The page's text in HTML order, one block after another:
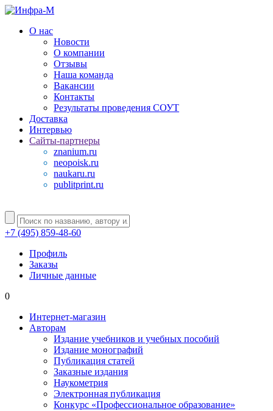
О нас
Новости
О компании
Отзывы
Наша команда
Вакансии
Контакты
Результаты проведения СОУТ
Доставка
Интервью
Сайты-партнеры
znanium.ru
neopoisk.ru
naukaru.ru
publitprint.ru
+7 (495) 859-48-60
Профиль
Заказы
Личные данные
0
Интернет-магазин
Авторам
Издание учебников и учебных пособий
Издание монографий
Публикация статей
Заказные издания
Наукометрия
Электронная публикация
Конкурс «Профессиональное образование»